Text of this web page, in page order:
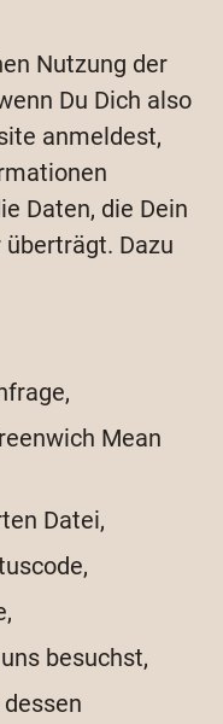
Nutzung der
Du Dich also
anmeldest,
Daten, die Dein
überträgt. Dazu
Mean
Datei,
besuchst,